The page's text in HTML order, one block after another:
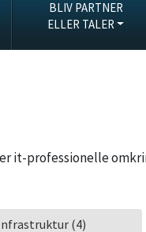
BLIV PARTNER
ELLER TALER
it-professionelle
(4)